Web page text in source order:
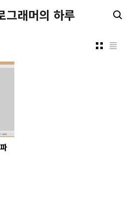
그래머의 하루